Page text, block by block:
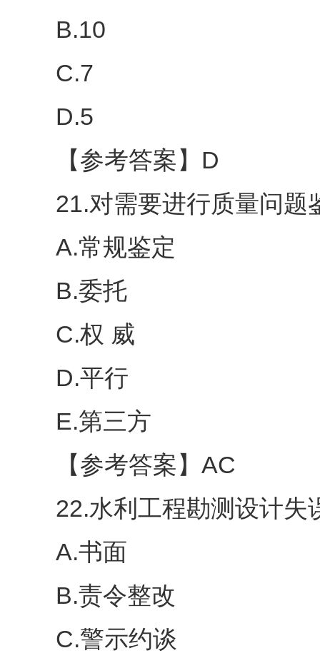
B.10
C.7
D.5
【参考答案】D
21.对需要进行质量问题
A.常规鉴定
B.委托
C.权 威
D.平行
E.第三方
【参考答案】AC
22.水利工程勘测设计失
A.书面
B.责令整改
C.警示约谈